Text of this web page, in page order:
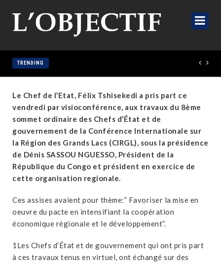
TRENDING
Le Chef de l’Etat, Félix Tshisekedi a pris part ce
vendredi par visioconférence, aux travaux du 8ème
sommet ordinaire des Chefs d’État et de
gouvernement de la Conférence Internationale sur
la Région des Grands Lacs (CIRGL), sous la présidence
de Dénis SASSOU NGUESSO, Président de la
République du Congo et président en exercice de
cette organisation regionale.
Ces assises avaient pour thème:” Favoriser la mise en
oeuvre du pacte en intensifiant la coopération
économique régionale et le développement”.
1Les Chefs d’État et de gouvernement qui ont pris part
à ces travaux tenus en virtuel, ont échangé sur des